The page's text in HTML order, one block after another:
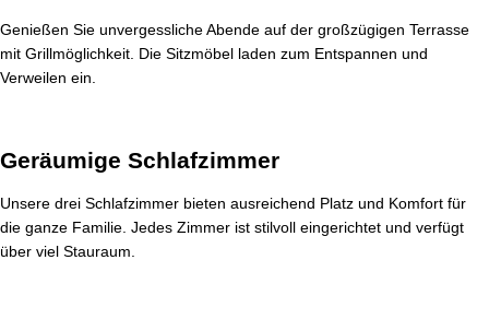
Genießen Sie unvergessliche Abende auf der großzügigen Terrasse
mit Grillmöglichkeit. Die Sitzmöbel laden zum Entspannen und
Verweilen ein.
Geräumige Schlafzimmer
Unsere drei Schlafzimmer bieten ausreichend Platz und Komfort für
die ganze Familie. Jedes Zimmer ist stilvoll eingerichtet und verfügt
über viel Stauraum.